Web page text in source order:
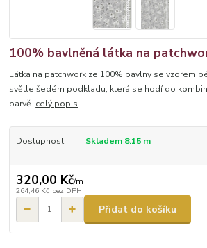
100% bavlněná látka na
Látka na patchwork ze 100% bavlny se vzorem
světle šedém podkladu, která se hodí do
barvě. celý popis
Dostupnost Skladem 8.15 m
320,00 Kč/m
264,46 Kč bez DPH
Přidat do košíku